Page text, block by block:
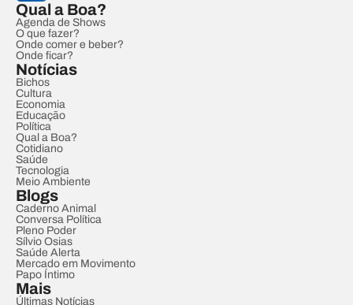
Qual a Boa?
Agenda de Shows
O que fazer?
Onde comer e beber?
Onde ficar?
Notícias
Bichos
Cultura
Economia
Educação
Política
Qual a Boa?
Cotidiano
Saúde
Tecnologia
Meio Ambiente
Blogs
Caderno Animal
Conversa Política
Pleno Poder
Sílvio Osias
Saúde Alerta
Mercado em Movimento
Papo Íntimo
Mais
Últimas Notícias